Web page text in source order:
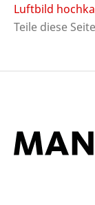
Luftbild
Teile diese Seite